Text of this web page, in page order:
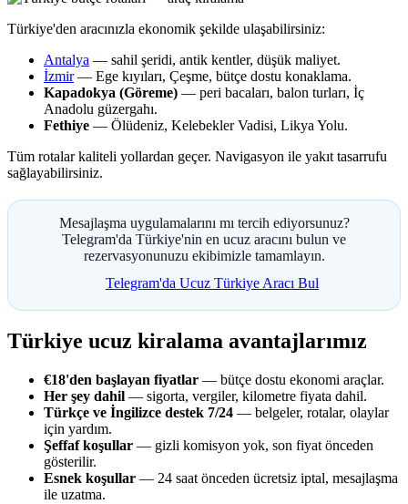
Türkiye'den aracınızla ekonomik şekilde ulaşabilirsiniz:
Antalya — sahil şeridi, antik kentler, düşük maliyet.
İzmir— Ege kıyıları, Çeşme, bütçe dostu konaklama.
Kapadokya (Göreme) — peri bacaları, balon turları, İç
Anadolu güzergahı.
Fethiye — Ölüdeniz, Kelebekler Vadisi, Likya Yolu.
Tüm rotalar kaliteli yollardan geçer. Navigasyon ile yakıt tasarrufu
sağlayabilirsiniz.
Mesajlaşma uygulamalarını mı tercih ediyorsunuz?
Telegram'da Türkiye'nin en ucuz aracını bulun ve
rezervasyonunuzu ekibimizle tamamlayın.
Telegram'da Ucuz Türkiye Aracı Bul
Türkiye ucuz kiralama avantajlarımız
€18'den başlayan fiyatlar — bütçe dostu ekonomi araçlar.
Her şey dahil — sigorta, vergiler, kilometre fiyata dahil.
Türkçe ve İngilizce destek 7/24 — belgeler, rotalar, olaylar
için yardım.
Şeffaf koşullar — gizli komisyon yok, son fiyat önceden
gösterilir.
Esnek koşullar — 24 saat önceden ücretsiz iptal, mesajlaşma
ile uzatma.